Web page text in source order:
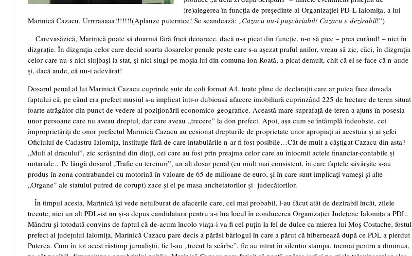
(re)alegerea în funcţia de preşedinte al Organizaţiei PD-L Ialomiţa, a lui
Marinică Cazacu. Urrrraaaaa!!!!!!!(Aplauze puternice! Se scandează: „Cazacu nu-i puşcăriabil! Cazacu e dezirabil!”)
Carevasăzică, Marinică poate să doarmă fără frică deoarece, dacă n-a picat din funcţie, n-o să pice – prea curând! – nici în
dizgraţie. În dizgraţia celor care decid soarta dosarelor penale peste care s-a aşezat praful anilor, vreau să zic, căci, în dizgraţia
celor care nu-s nici slujbaşi la stat, şi nici slugi pe moşia lui din comuna Ion Roată, a picat demult, chit că el se face că n-aude
şi, dacă aude, că nu-i adevărat!
Dosarul penal al lui Marinică Cazacu cuprinde sute de coli format A4, toate pline de declaraţii care ar putea face dovada
faptului că, pe când era prefect musiul s-a implicat într-o dubioasă afacere imobiliară cuprinzând 225 de hectare de teren situat
foarte atrăgător din punct de vedere al poziţionării economico-geografice. Această mare suprafaţă de teren a ajuns în posesia
unor persoane care nu aveau dreptul, dar care aveau „trecere” la don prefect. Apoi, aşa cum se întâmplă îndeobşte, cei
împroprietăriţi de onor prefectul Marinică Cazacu au cesionat drepturile de proprietate unor apropiaţi ai acestuia şi ai şefei
Oficiului de Cadastru Ialomiţa, instituţie fără de care intabulările n-ar fi fost posibile…Cât de mult a câştigat Cazacu din asta?
„Mult al dracului”, zic scrâşnind din dinţi, cei care au fost prin preajma celor care au întocmit actele financiar-contabile şi
notariale…Pe lângă dosarul „Trafic cu terenuri”, un alt dosar penal (cu mult mai consistent, în care faptele săvârşite s-au
produs în zona contrabandei cu motorină în valoare de 65 de milioane de euro, şi în care sunt implicaţi vameşi şi alte
„Organe” ale statului putred de corupt) zace şi el pe masa anchetatorilor şi judecătorilor.
În timpul acesta, Marinică îşi vede netulburat de afacerile care, cel mai probabil, l-au făcut atât de dezirabil încât, zilele
trecute, nici un alt PDL-ist nu şi-a depus candidatura pentru a-i lua locul în conducerea Organizaţiei Judeţene Ialomiţa a PDL.
Mândru şi totodată convins de faptul că de-acum încolo viaţa-i va fi cel puţin la fel de dulce ca mierea lui Moş Costache, fostul
prefect al judeţului Ialomiţa, Marinică Cazacu pare decis a părăsi bârlogul în care a părut că hibernează după ce PDL a pierdut
Puterea. Cum în tot acest răstimp jurnaliştii, fie l-au „trecut la scârbe”, fie au intrat în silentio stampa, tocmai pentru a diminua,